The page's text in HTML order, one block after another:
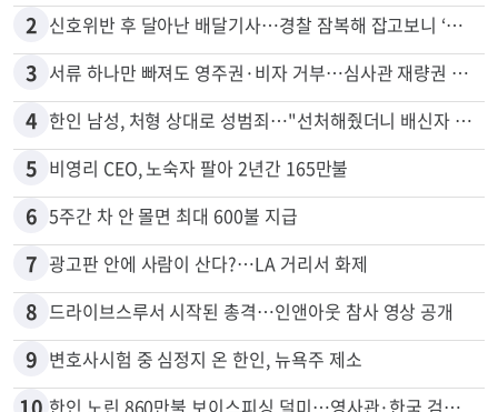
2 신호위반 후 달아난 배달기사…경찰 잠복해 잡고보니 ‘반전’
3 서류 하나만 빠져도 영주권·비자 거부…심사관 재량권 대폭 확대
4 한인 남성, 처형 상대로 성범죄…"선처해줬더니 배신자 취급"
5 비영리 CEO, 노숙자 팔아 2년간 165만불
6 5주간 차 안 몰면 최대 600불 지급
7 광고판 안에 사람이 산다?…LA 거리서 화제
8 드라이브스루서 시작된 총격…인앤아웃 참사 영상 공개
9 변호사시험 중 심정지 온 한인, 뉴욕주 제소